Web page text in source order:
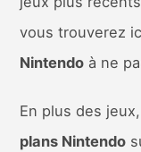
vous trouverez
Nintendoà ne
En plus des
plans Nintendo